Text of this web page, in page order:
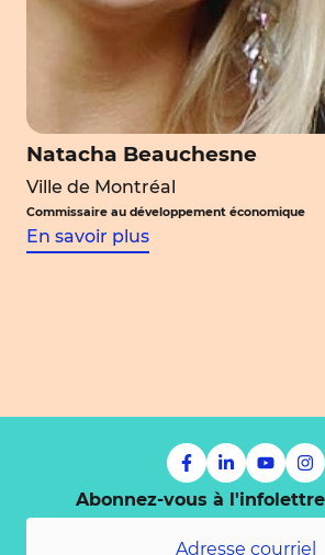
Natacha Beauchesne
Ville de Montréal
Commissaire au développement économique
En savoir plus
Abonnez-vous à